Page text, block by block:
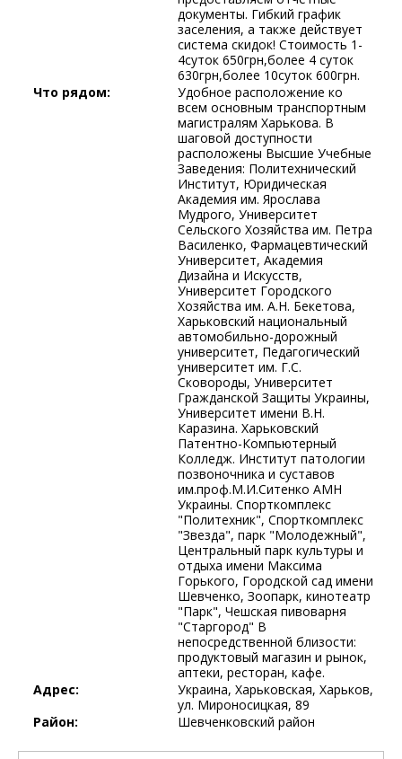
документы. Гибкий график
заселения, а также действует
система скидок! Стоимость 1-
4суток 650грн,более 4 суток
630грн,более 10суток 600грн.
Что рядом:
Удобное расположение ко
всем основным транспортным
магистралям Харькова. В
шаговой доступности
расположены Высшие Учебные
Заведения: Политехнический
Институт, Юридическая
Академия им. Ярослава
Мудрого, Университет
Сельского Хозяйства им. Петра
Василенко, Фармацевтический
Университет, Академия
Дизайна и Искусств,
Университет Городского
Хозяйства им. А.Н. Бекетова,
Харьковский национальный
автомобильно-дорожный
университет, Педагогический
университет им. Г.С.
Сковороды, Университет
Гражданской Защиты Украины,
Университет имени В.Н.
Каразина. Харьковский
Патентно-Компьютерный
Колледж. Институт патологии
позвоночника и суставов
им.проф.М.И.Ситенко АМН
Украины. Спорткомплекс
"Политехник", Спорткомплекс
"Звезда", парк "Молодежный",
Центральный парк культуры и
отдыха имени Максима
Горького, Городской сад имени
Шевченко, Зоопарк, кинотеатр
"Парк", Чешская пивоварня
"Старгород" В
непосредственной близости:
продуктовый магазин и рынок,
аптеки, ресторан, кафе.
Адрес:
Украина, Харьковская, Харьков,
ул. Мироносицкая, 89
Район:
Шевченковский район